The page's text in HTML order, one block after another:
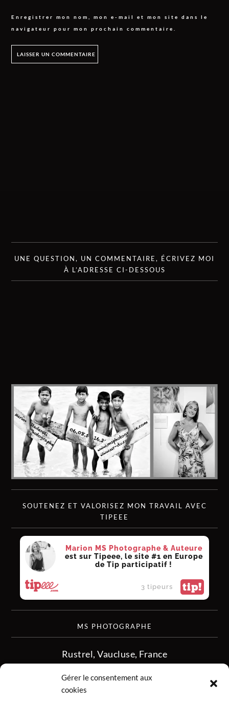
Gérer le consentement aux
cookies
Enregistrer mon nom, mon e-mail et mon site dans le
navigateur pour mon prochain commentaire.
UNE QUESTION, UN COMMENTAIRE, ÉCRIVEZ MOI
À L’ADRESSE CI-DESSOUS
SOUTENEZ ET VALORISEZ MON TRAVAIL AVEC
TIPEEE
Marion MS Photographe & Auteure
est sur Tipeee, le site #1 en Europe
de Tip participatif !
3 tipeurs tip!
MS PHOTOGRAPHE
Rustrel, Vaucluse, France
06.08.50.16.28